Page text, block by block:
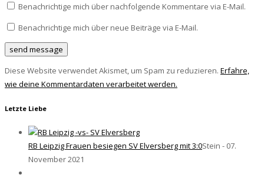
Benachrichtige mich über nachfolgende Kommentare via E-Mail.
Benachrichtige mich über neue Beiträge via E-Mail.
Diese Website verwendet Akismet, um Spam zu reduzieren. Erfahre,
wie deine Kommentardaten verarbeitet werden.
Letzte Liebe
RB Leipzig Frauen besiegen SV Elversberg mit 3:0Stein - 07.
November 2021